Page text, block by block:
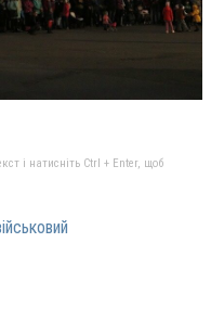
і натисніть Ctrl + Enter, щоб